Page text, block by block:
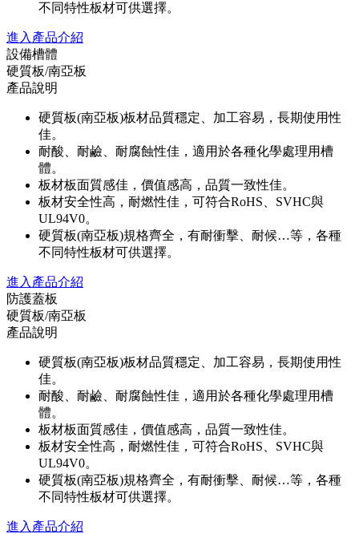
不同特性板材可供選擇。
進入產品介紹
設備槽體
硬質板/南亞板
產品說明
硬質板(南亞板)板材品質穩定、加工容易，長期使用性
佳。
耐酸、耐鹼、耐腐蝕性佳，適用於各種化學處理用槽
體。
板材板面質感佳，價值感高，品質一致性佳。
板材安全性高，耐燃性佳，可符合RoHS、SVHC與
UL94V0。
硬質板(南亞板)規格齊全，有耐衝擊、耐候…等，各種
不同特性板材可供選擇。
進入產品介紹
防護蓋板
硬質板/南亞板
產品說明
硬質板(南亞板)板材品質穩定、加工容易，長期使用性
佳。
耐酸、耐鹼、耐腐蝕性佳，適用於各種化學處理用槽
體。
板材板面質感佳，價值感高，品質一致性佳。
板材安全性高，耐燃性佳，可符合RoHS、SVHC與
UL94V0。
硬質板(南亞板)規格齊全，有耐衝擊、耐候…等，各種
不同特性板材可供選擇。
進入產品介紹